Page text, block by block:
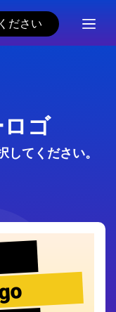
ださい
ゴ
してください。